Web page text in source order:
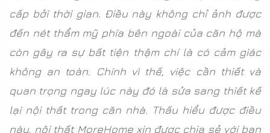
cấp bởi thời gian. Điều này không chỉ ảnh được
đến nét thẩm mỹ phía bên ngoài của căn hộ mà
còn gây ra sự bất tiện thậm chí là có cảm giác
không an toàn. Chính vì thế, việc cần thiết và
quan trọng ngay lúc này đó là sửa sang thiết kế
lại nội thất trong căn nhà. Thấu hiểu được điều
này, nội thất MoreHome xin được chia sẻ với bạn